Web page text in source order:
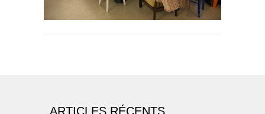
ARTICLES RÉCENTS